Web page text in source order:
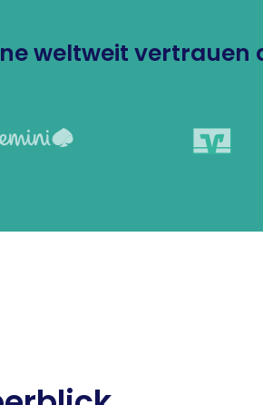
weltweit vertrauen